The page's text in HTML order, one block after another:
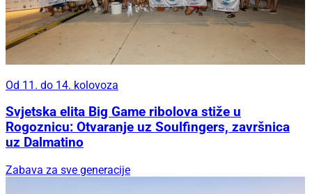
Od 11. do 14. kolovoza
Svjetska elita Big Game ribolova stiže u
Rogoznicu: Otvaranje uz Soulfingers, završnica
uz Dalmatino
Zabava za sve generacije